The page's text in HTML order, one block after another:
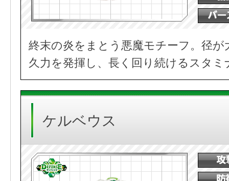
終末の炎をまとう悪魔モチーフ。径
久力を発揮し、長く回り続けるスタミ
ケルベウス